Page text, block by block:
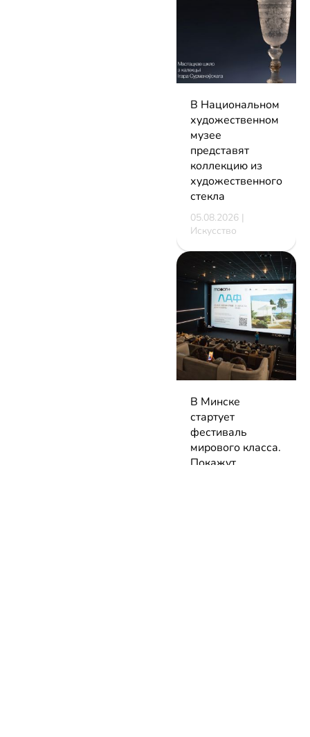
В Национальном
художественном
музее
представят
коллекцию из
художественного
стекла
05.08.2026 |
Искусство
В Минске
стартует
фестиваль
мирового класса.
Покажут